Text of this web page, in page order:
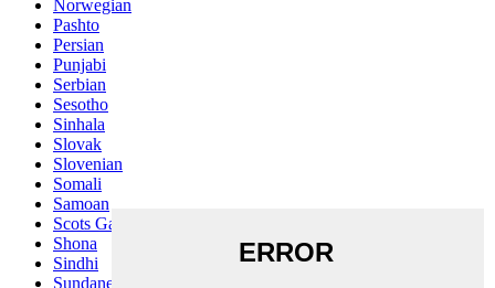
Norwegian
Pashto
Persian
Punjabi
Serbian
Sesotho
Sinhala
Slovak
Slovenian
Somali
Samoan
Scots Gaelic
Shona
Sindhi
Sundanese